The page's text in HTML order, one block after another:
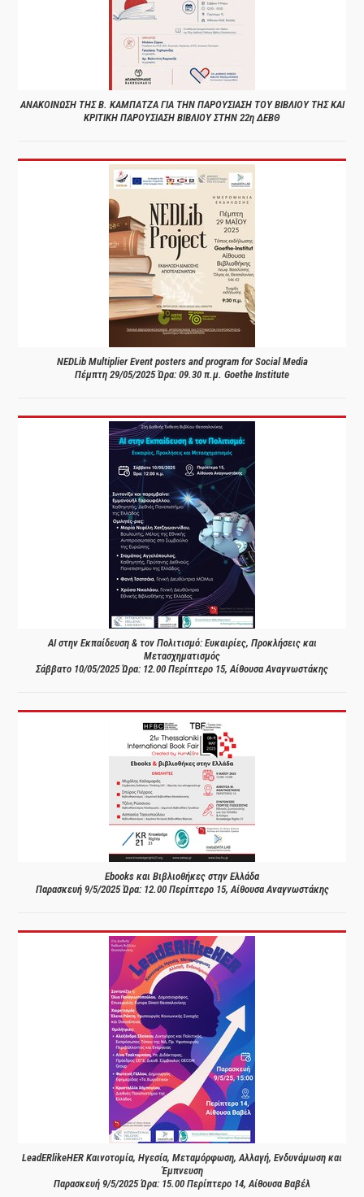
ΑΝΑΚΟΙΝΩΣΗ ΤΗΣ Β. ΚΑΜΠΑΤΖΑ ΓΙΑ ΤΗΝ ΠΑΡΟΥΣΙΑΣΗ ΤΟΥ ΒΙΒΛΙΟΥ ΤΗΣ ΚΑΙ
ΚΡΙΤΙΚΗ ΠΑΡΟΥΣΙΑΣΗ ΒΙΒΛΙΟΥ ΣΤΗΝ 22η ΔΕΒΘ
NEDLib Multiplier Event posters and program for Social Media
Πέμπτη 29/05/2025 Ώρα: 09.30 π.μ. Goethe Institute
AI στην Εκπαίδευση & τον Πολιτισμό: Ευκαιρίες, Προκλήσεις και
Μετασχηματισμός
Σάββατο 10/05/2025 Ώρα: 12.00 Περίπτερο 15, Αίθουσα Αναγνωστάκης
Ebooks και Βιβλιοθήκες στην Ελλάδα
Παρασκευή 9/5/2025 Ώρα: 12.00 Περίπτερο 15, Αίθουσα Αναγνωστάκης
LeadERlikeHER Καινοτομία, Ηγεσία, Μεταμόρφωση, Αλλαγή, Ενδυνάμωση και
Έμπνευση
Παρασκευή 9/5/2025 Ώρα: 15.00 Περίπτερο 14, Αίθουσα Βαβέλ